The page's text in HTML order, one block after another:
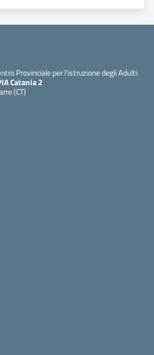
Provinciale per l'istruzione degli Adulti
Catania 2
(CT)